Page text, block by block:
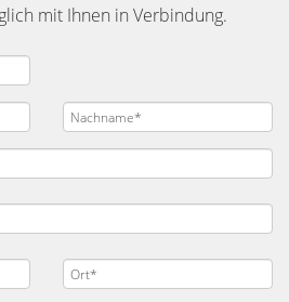
mit Ihnen in Verbindung.